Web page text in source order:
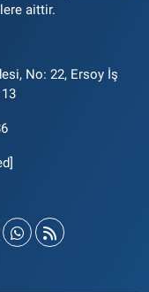
aittir.
No: 22, Ersoy İş